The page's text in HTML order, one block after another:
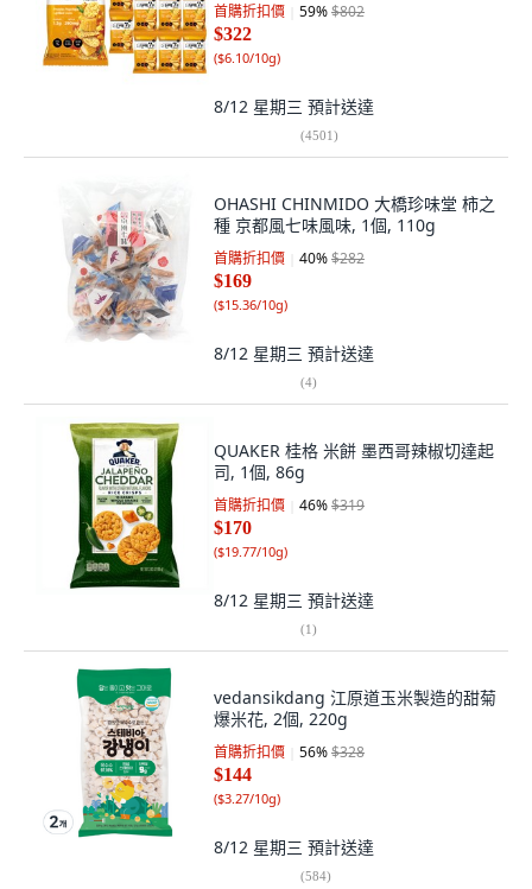
首購折扣價 59%$802
$322
($6.10/10g)
8/12 星期三 預計送達
(4501)
OHASHI CHINMIDO 大橋珍味堂 柿之
種 京都風七味風味, 1個, 110g
首購折扣價 40%$282
$169
($15.36/10g)
8/12 星期三 預計送達
(4)
QUAKER 桂格 米餅 墨西哥辣椒切達起
司, 1個, 86g
首購折扣價 46%$319
$170
($19.77/10g)
8/12 星期三 預計送達
(1)
vedansikdang 江原道玉米製造的甜菊
爆米花, 2個, 220g
首購折扣價 56%$328
$144
($3.27/10g)
8/12 星期三 預計送達
(584)